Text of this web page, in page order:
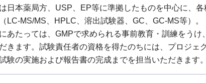
は日本薬局方、USP、EP等に準拠したものを中心に、
LC-MS/MS、HPLC、溶出試験器、GC、GC-MS等）。
にあたっては、GMPで求められる事前教育・訓練をう
きます。試験責任者の資格を得たのちには、プロジェ
験の実施および報告書の完成までを担当いただきます。